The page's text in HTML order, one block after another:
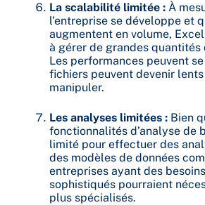
La scalabilité limitée : À
l’entreprise se développe et
augmentent en volume,
à gérer de grandes quantités
Les performances peuvent
fichiers peuvent devenir
manipuler.
Les analyses limitées : Bien
fonctionnalités d’analyse de
limité pour effectuer des
des modèles de données
entreprises ayant des
sophistiqués pourraient
plus spécialisés.